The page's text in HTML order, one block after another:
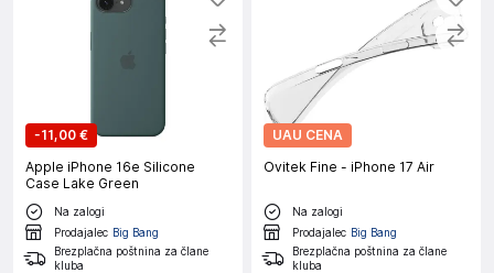
-11,00 €
Apple iPhone 16e Silicone
Case Lake Green
Na zalogi
Prodajalec Big Bang
Brezplačna poštnina za člane
kluba
UAU CENA
Ovitek Fine - iPhone 17 Air
Na zalogi
Prodajalec Big Bang
Brezplačna poštnina za člane
kluba